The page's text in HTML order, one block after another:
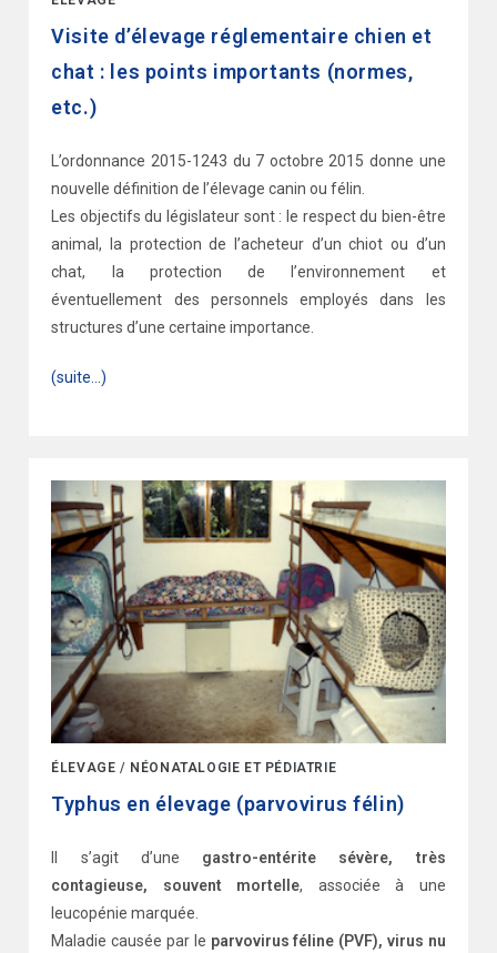
Visite d’élevage réglementaire chien et
chat : les points importants (normes,
etc.)
L’ordonnance 2015-1243 du 7 octobre 2015 donne une
nouvelle définition de l’élevage canin ou félin.
Les objectifs du législateur sont : le respect du bien-être
animal, la protection de l’acheteur d’un chiot ou d’un
chat, la protection de l’environnement et
éventuellement des personnels employés dans les
structures d’une certaine importance.
(suite…)
ÉLEVAGE / NÉONATALOGIE ET PÉDIATRIE
Typhus en élevage (parvovirus félin)
Il s’agit d’une gastro-entérite sévère, très
contagieuse, souvent mortelle, associée à une
leucopénie marquée.
Maladie causée par le parvovirus féline (PVF), virus nu